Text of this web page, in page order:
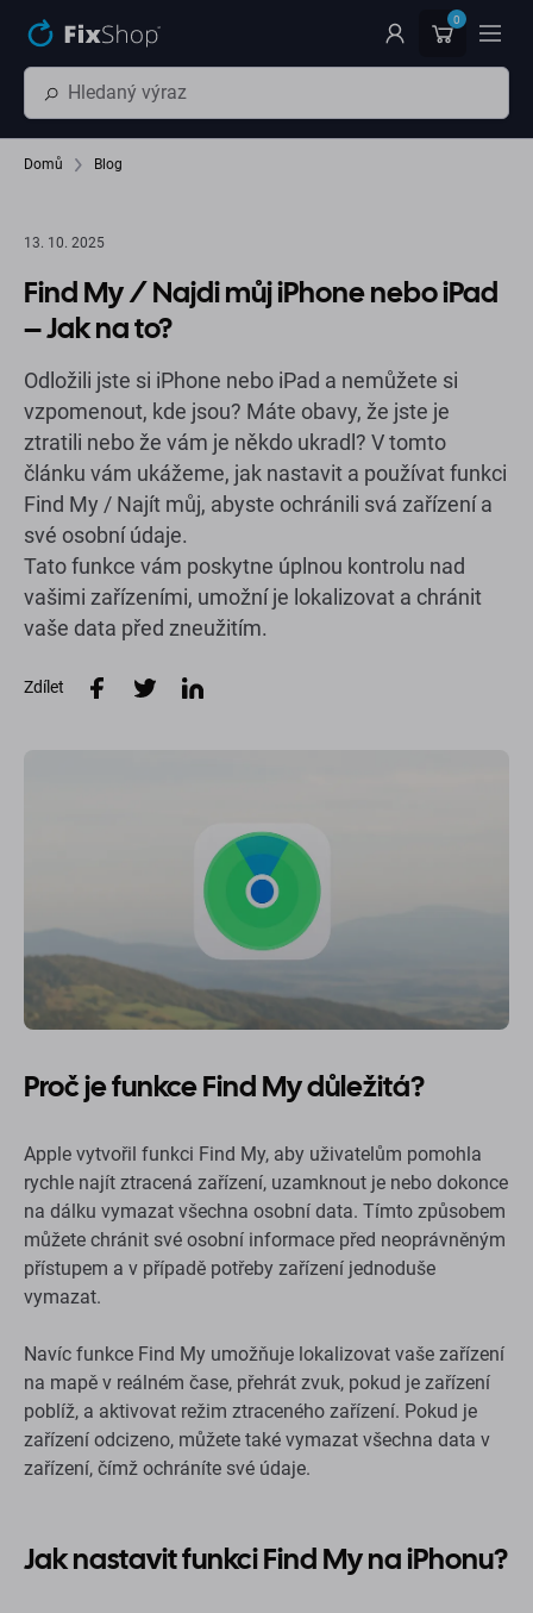
0
Domů Blog
13. 10. 2025
Zdílet
Find My / Najdi můj iPhone nebo iPad
– Jak na to?
Odložili jste si iPhone nebo iPad a nemůžete si
vzpomenout, kde jsou? Máte obavy, že jste je
ztratili nebo že vám je někdo ukradl? V tomto
článku vám ukážeme, jak nastavit a používat funkci
Find My / Najít můj, abyste ochránili svá zařízení a
své osobní údaje.
Tato funkce vám poskytne úplnou kontrolu nad
vašimi zařízeními, umožní je lokalizovat a chránit
vaše data před zneužitím.
Proč je funkce Find My důležitá?
Apple vytvořil funkci Find My, aby uživatelům pomohla
rychle najít ztracená zařízení, uzamknout je nebo dokonce
na dálku vymazat všechna osobní data. Tímto způsobem
můžete chránit své osobní informace před neoprávněným
přístupem a v případě potřeby zařízení jednoduše
vymazat.
Navíc funkce Find My umožňuje lokalizovat vaše zařízení
na mapě v reálném čase, přehrát zvuk, pokud je zařízení
poblíž, a aktivovat režim ztraceného zařízení. Pokud je
zařízení odcizeno, můžete také vymazat všechna data v
zařízení, čímž ochráníte své údaje.
Jak nastavit funkci Find My na iPhonu?